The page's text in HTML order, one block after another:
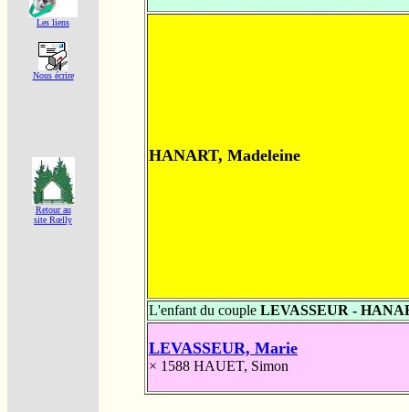
Les liens
Nous écrire
Retour au
site Rœlly
HANART, Madeleine
L'enfant du couple LEVASSEUR -
LEVASSEUR, Marie
× 1588 HAUET, Simon